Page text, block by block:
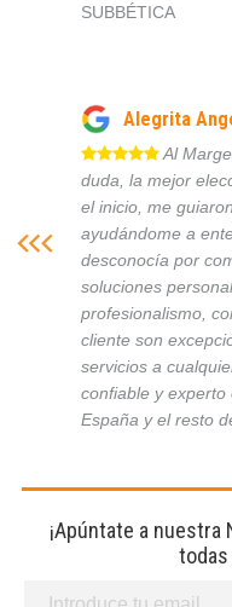
SUBBÉTICA
Alegrita
Al
duda, la mejor
el inicio, me
ayudándome a
desconocía por
soluciones
profesionalismo,
cliente son
servicios a
confiable y experto
España y el resto
¡Apúntate a
todas